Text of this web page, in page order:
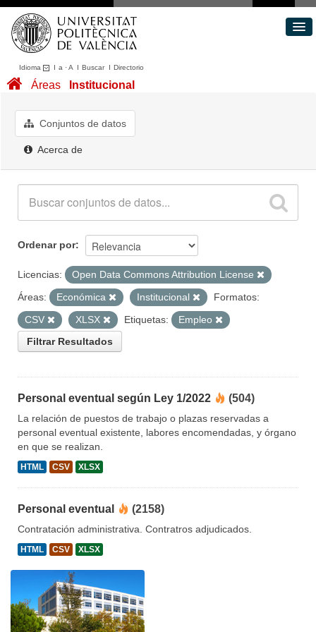
Idioma I a ·A I BuscarI Directorio
Conjuntos de datos
Acerca de
Áreas Institucional
Conjuntos de datos
Acerca de
Ordenar por
Licencias:
Open Data Commons Attribution License
Áreas:
Económica Institucional
Formatos:
CSV
XLSX Etiquetas:
Empleo
Filtrar Resultados
Personal eventual según Ley 1/2022 (504)
La relación de puestos de trabajo o plazas reservadas a
personal eventual existente, labores encomendadas, y órgano
en que se realizan.
HTML CSV XLSX
Personal eventual (2158)
Contratación administrativa. Contratros adjudicados.
HTML CSV XLSX